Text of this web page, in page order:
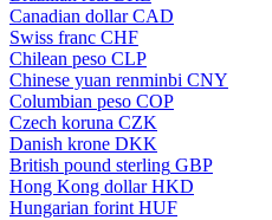
Canadian dollar CAD
Swiss franc CHF
Chilean peso CLP
Chinese yuan renminbi CNY
Columbian peso COP
Czech koruna CZK
Danish krone DKK
British pound sterling GBP
Hong Kong dollar HKD
Hungarian forint HUF